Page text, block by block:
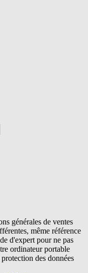
générales de ventes
même référence
d'expert pour ne pas
ordinateur portable
des données